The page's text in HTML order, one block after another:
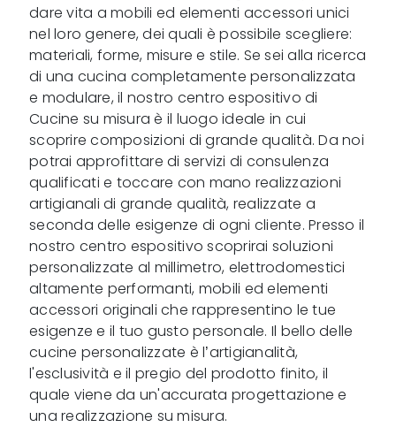
dare vita a mobili ed elementi accessori unici
nel loro genere, dei quali è possibile scegliere:
materiali, forme, misure e stile. Se sei alla ricerca
di una cucina completamente personalizzata
e modulare, il nostro centro espositivo di
Cucine su misura è il luogo ideale in cui
scoprire composizioni di grande qualità. Da noi
potrai approfittare di servizi di consulenza
qualificati e toccare con mano realizzazioni
artigianali di grande qualità, realizzate a
seconda delle esigenze di ogni cliente. Presso il
nostro centro espositivo scoprirai soluzioni
personalizzate al millimetro, elettrodomestici
altamente performanti, mobili ed elementi
accessori originali che rappresentino le tue
esigenze e il tuo gusto personale. Il bello delle
cucine personalizzate è l’artigianalità,
l'esclusività e il pregio del prodotto finito, il
quale viene da un'accurata progettazione e
una realizzazione su misura.